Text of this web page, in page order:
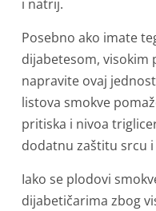
i natrij.
Posebno ako imate
dijabetesom, visokim
napravite ovaj
listova smokve
pritiska i nivoa
dodatnu zaštitu srcu
Iako se plodovi
dijabetičarima zbog